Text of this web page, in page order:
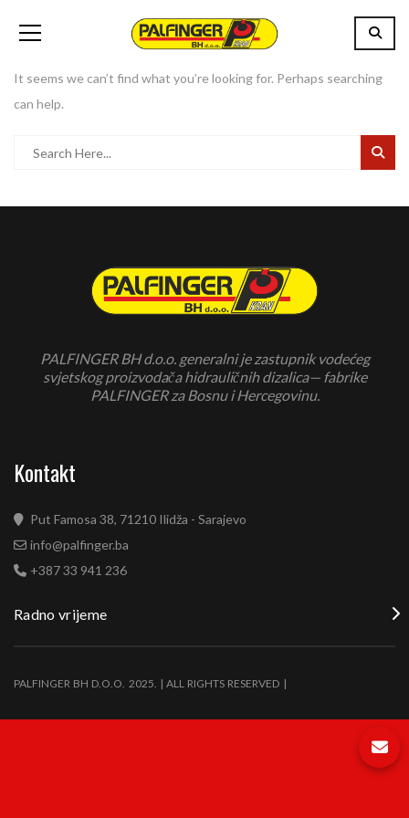
It seems we can’t find what you’re looking for. Perhaps searching
can help.
PALFINGER BH d.o.o. generalni je zastupnik vodećeg
svjetskog proizvodača hidrauličnih dizalica— fabrike
PALFINGER za Bosnu i Hercegovinu.
Kontakt
Put Famosa 38, 71210 Ilidža - Sarajevo
info@palfinger.ba
+387 33 941 236
Radno vrijeme
PALFINGER BH D.O.O. 2025. | ALL RIGHTS RESERVED |